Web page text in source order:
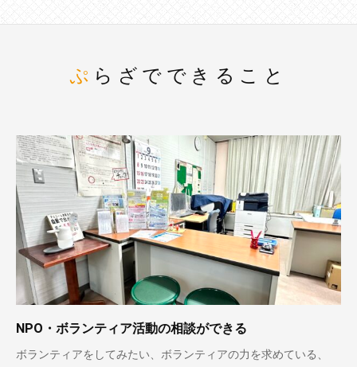
ぷらざでできること
NPO・ボランティア活動の相談ができる
ボランティアをしてみたい、ボランティアの力を求めている、